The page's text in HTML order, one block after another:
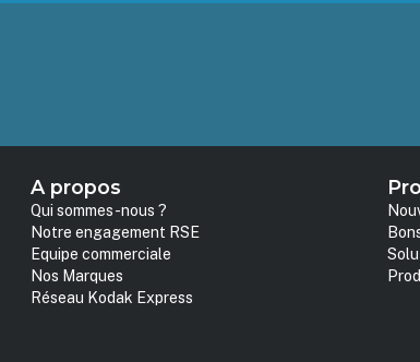
A propos
Qui sommes-nous ?
Notre engagement RSE
Equipe commerciale
Nos Marques
Réseau Kodak Express